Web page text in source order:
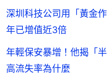
深圳科技公司用「黃金
年已增值近3倍
年輕保安暴增！他揭「
高流失率為什麼